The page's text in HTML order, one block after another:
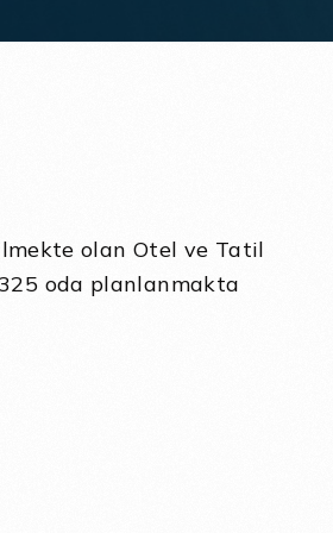
olan Otel ve Tatil
oda planlanmakta